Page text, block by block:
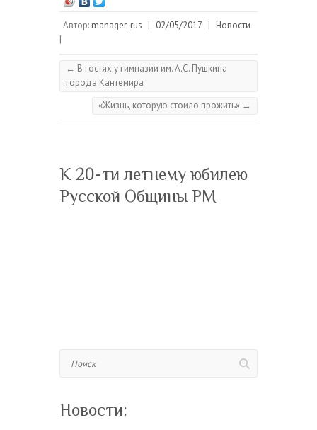
Автор: manager_rus | 02/05/2017 | Новости
|
← В гостях у гимназии им. А.С. Пушкина
города Кантемира
«Жизнь, которую стоило прожить» →
К 20-ти летнему юбилею
Русской Общины РМ
Новости: